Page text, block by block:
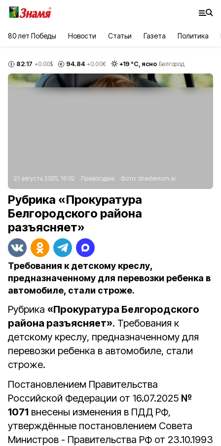
80 лет Победы Новости Статьи Газета Политика
82.17 +0.00$ 94.84 +0.00€ +19 °С, ясно Белгород
21 августа 2025, 16:02 Правосудие Фото: shedevrum.ai
Рубрика «Прокуратура
Белгородского района
разъясняет»
Требования к детскому креслу,
предназначенному для перевозки ребенка в
автомобиле, стали строже.
Рубрика «Прокуратура Белгородского
района разъясняет». Требования к
детскому креслу, предназначенному для
перевозки ребенка в автомобиле, стали
строже.
Постановлением Правительства
Российской Федерации от 16.07.2025 №
1071 внесены изменения в ПДД РФ,
утверждённые постановлением Совета
Министров - Правительства РФ от 23.10.1993